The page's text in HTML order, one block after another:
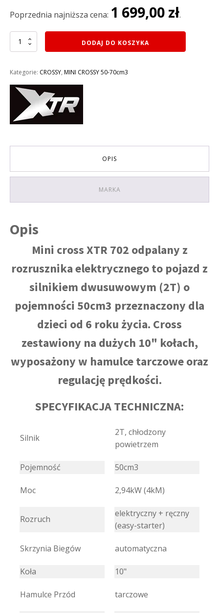
1
1
Poprzednia najniższa cena: 1 699,00 zł.
ilość
MINI
XTR
702
KOŁA
START
CZERWONY
DODAJ DO KOSZYKA
Kategorie: CROSSY, MINI CROSSY 50-70cm3
OPIS
MARKA
Opis
Mini cross XTR 702 odpalany z
rozrusznika elektrycznego to pojazd z
silnikiem dwusuwowym (2T) o
pojemności 50cm3 przeznaczony dla
dzieci od 6 roku życia. Cross
zestawiony na dużych 10" kołach,
wyposażony w hamulce tarczowe oraz
regulację prędkości.
SPECYFIKACJA TECHNICZNA:
Silnik
2T, chłodzony
powietrzem
Pojemność 50cm3
Moc 2,94kW (4kM)
Rozruch
elektryczny + ręczny
(easy-starter)
Skrzynia Biegów automatyczna
Koła 10"
Hamulce Przód tarczowe